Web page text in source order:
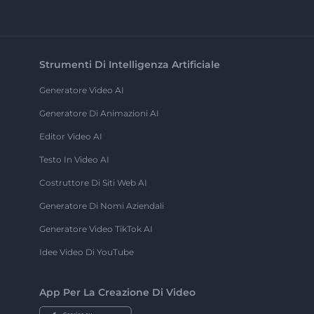
Strumenti Di Intelligenza Artificiale
Generatore Video AI
Generatore Di Animazioni AI
Editor Video AI
Testo In Video AI
Costruttore Di Siti Web AI
Generatore Di Nomi Aziendali
Generatore Video TikTok AI
Idee Video Di YouTube
App Per La Creazione Di Video